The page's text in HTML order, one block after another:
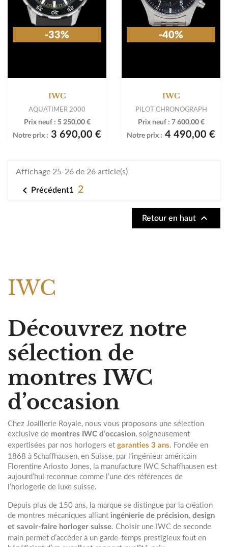
IWC
AQUATIMER 2000
Prix neuf : 5 250,00 €
Notre prix : 3 690,00 €
-33%
IWC
PILOT CHRONOGRAPH
Prix neuf : 7 600,00 €
Notre prix : 4 490,00 €
-40%
Affichage 25-26 de 26 article(s)
 Précédent1 2
Retour en haut 
IWC
Découvrez notre
sélection de
montres IWC
d’occasion
Chez Joaillerie Royale, nous vous proposons une sélection
exclusive de montres IWC d’occasion, soigneusement
expertisées par nos horlogers et garanties 3 ans. Fondée en
1868 à Schaffhausen, en Suisse, par l’ingénieur américain
Florentine Ariosto Jones, la manufacture IWC Schaffhausen est
aujourd’hui reconnue comme l’une des références de
l’horlogerie de luxe suisse.
Depuis plus de 150 ans, la marque se distingue par la création
de montres mécaniques alliant ingénierie de précision, design
et savoir-faire horloger suisse. Choisir une IWC de seconde
main permet d’accéder à un garde-temps prestigieux tout en